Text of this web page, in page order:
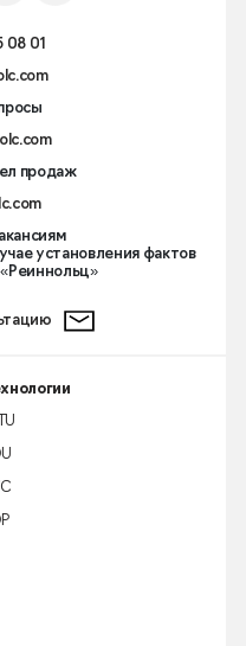
08 01
продаж
установления фактов